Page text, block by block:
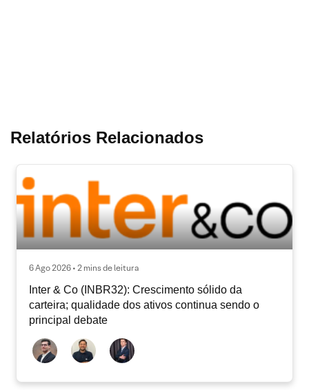
Relatórios Relacionados
6 Ago 2026 • 2 mins de leitura
Inter & Co (INBR32): Crescimento sólido da
carteira; qualidade dos ativos continua sendo o
principal debate